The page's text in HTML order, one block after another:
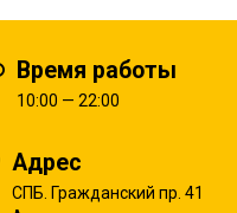
Время работы
10:00 — 22:00
Адрес
СПБ. Гражданский пр. 41